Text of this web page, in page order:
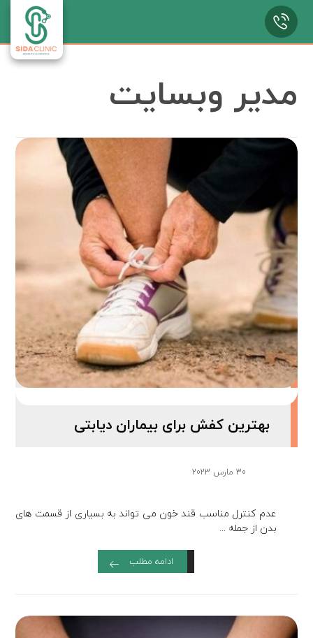
مدیر وبسایت
بهترین کفش برای بیماران دیابتی
30 مارس 2023
عدم کنترل مناسب قند خون می تواند به بسیاری از قسمت های
بدن از جمله ...
ادامه مطلب